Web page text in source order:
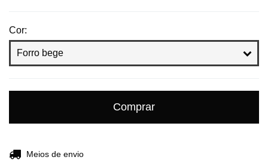
Cor:
Entregas para o CEP:
Meios de envio